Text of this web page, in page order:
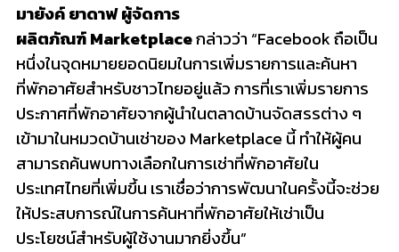
มายังค์ ยาดาฟ ผู้จัดการ
ผลิตภัณฑ์Marketplaceกล่าวว่า “Facebook ถือเป็น
หนึ่งในจุดหมายยอดนิยมในการเพิ่มรายการและค้นหา
ที่พักอาศัยสำหรับชาวไทยอยู่แล้ว การที่เราเพิ่มรายการ
ประกาศที่พักอาศัยจากผู้นำในตลาดบ้านจัดสรรต่าง ๆ
เข้ามาในหมวดบ้านเช่าของ Marketplace นี้ ทำให้ผู้คน
สามารถค้นพบทางเลือกในการเช่าที่พักอาศัยใน
ประเทศไทยที่เพิ่มขึ้น เราเชื่อว่าการพัฒนาในครั้งนี้จะช่วย
ให้ประสบการณ์ในการค้นหาที่พักอาศัยให้เช่าเป็น
ประโยชน์สำหรับผู้ใช้งานมากยิ่งขึ้น”